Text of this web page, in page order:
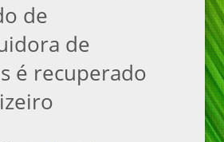
de
de
é recuperado